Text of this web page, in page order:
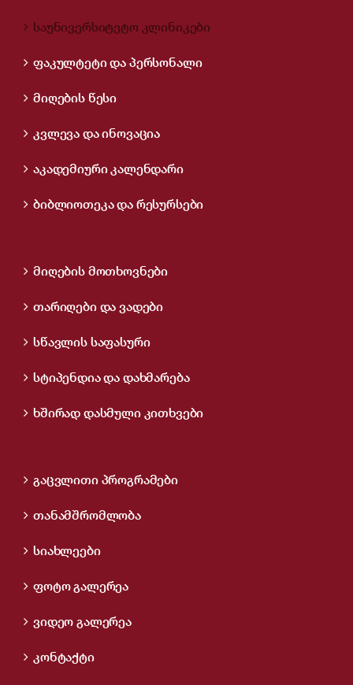
საუნივერსიტეტო კლინიკები
ფაკულტეტი და პერსონალი
მიღების წესი
კვლევა და ინოვაცია
აკადემიური კალენდარი
ბიბლიოთეკა და რესურსები
მიღების მოთხოვნები
თარიღები და ვადები
სწავლის საფასური
სტიპენდია და დახმარება
ხშირად დასმული კითხვები
გაცვლითი პროგრამები
თანამშრომლობა
სიახლეები
ფოტო გალერეა
ვიდეო გალერეა
კონტაქტი